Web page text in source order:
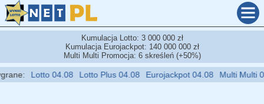
Kumulacja Lotto: 3 000 000 zł
Kumulacja Eurojackpot: 140 000 000 zł
Multi Multi Promocja: 6 skreśleń (+50%)
Lotto 04.08 Lotto Plus 04.08 Eurojackpot 04.08 Multi Multi 05.08